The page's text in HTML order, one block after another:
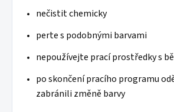
nečistit chemicky
perte s podobnými barvami
nepoužívejte prací prostředky s
poskončení pracího programu
zabránili změně barvy